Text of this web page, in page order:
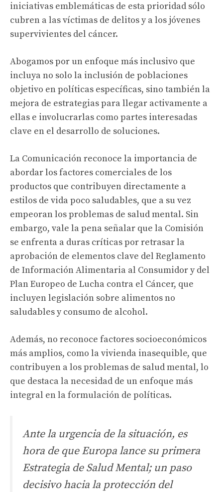
iniciativas emblemáticas de esta prioridad sólo
cubren a las víctimas de delitos y a los jóvenes
supervivientes del cáncer.
Abogamos por un enfoque más inclusivo que
incluya no solo la inclusión de poblaciones
objetivo en políticas específicas, sino también la
mejora de estrategias para llegar activamente a
ellas e involucrarlas como partes interesadas
clave en el desarrollo de soluciones.
La Comunicación reconoce la importancia de
abordar los factores comerciales de los
productos que contribuyen directamente a
estilos de vida poco saludables, que a su vez
empeoran los problemas de salud mental. Sin
embargo, vale la pena señalar que la Comisión
se enfrenta a duras críticas por retrasar la
aprobación de elementos clave del Reglamento
de Información Alimentaria al Consumidor y del
Plan Europeo de Lucha contra el Cáncer, que
incluyen legislación sobre alimentos no
saludables y consumo de alcohol.
Además, no reconoce factores socioeconómicos
más amplios, como la vivienda inasequible, que
contribuyen a los problemas de salud mental, lo
que destaca la necesidad de un enfoque más
integral en la formulación de políticas.
Ante la urgencia de la situación, es
hora de que Europa lance su primera
Estrategia de Salud Mental; un paso
decisivo hacia la protección del